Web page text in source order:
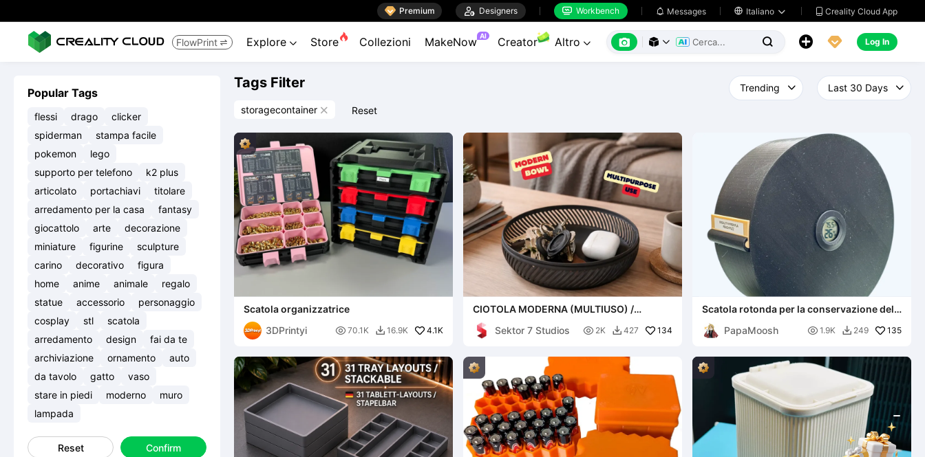
 Premium  Designers  Workbench  Messages  Italiano   Creality Cloud App
FlowPrint  Explore  Store Collezioni MakeNow AI Creator Altro        Log In
Popular Tags
flessi drago
clicker
spiderman
stampa facile
pokemon
lego
supporto per telefono
k2 plus
articolato
portachiavi
titolare
arredamento per la casa
fantasy
giocattolo
arte
decorazione
miniature
figurine
sculpture
carino
decorativo
figura
home
anime animale
regalo
statue
accessorio
personaggio
cosplay
stl
scatola
arredamento
design
fai da te
archiviazione
ornamento
auto
da tavolo
gatto
vaso
stare in piedi
moderno
muro
lampada
Reset Confirm
Tags Filter
storagecontainer  Reset
Scatola organizzatrice
3DPrintyi
 70.1K  16.9K 4.1K
CIOTOLA MODERNA (MULTIUSO) /
ARREDO CASA MINIMAL MODERNO
Sektor 7 Studios
 2K  427 134
Scatola rotonda per la conservazione del
PapaMoosh
 1.9K  249 135